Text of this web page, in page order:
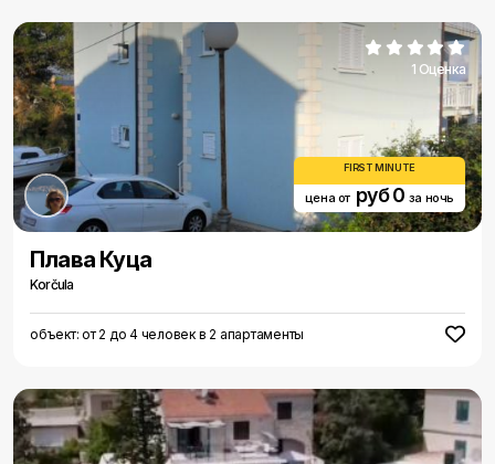
1 Оценка
FIRST MINUTE
цена от руб 0 за ночь
Плава Куца
Korčula
объект: от 2 до 4 человек в 2 апартаменты